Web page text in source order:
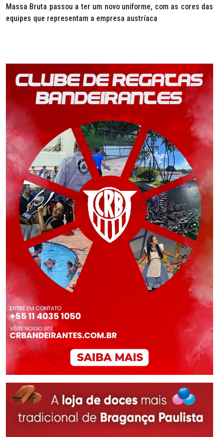
Massa Bruta passou a ter um novo uniforme, com as cores das
equipes que representam a empresa austríaca